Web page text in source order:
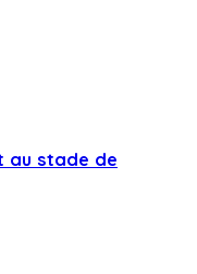
au stade de